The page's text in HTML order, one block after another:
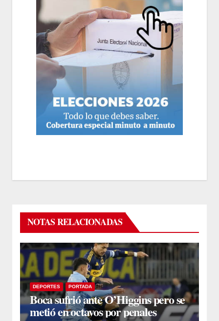
NOTAS RELACIONADAS
DEPORTES PORTADA
Boca sufrió ante O’Higgins pero se
metió en octavos por penales